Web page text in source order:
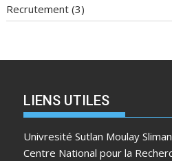
Recrutement (3)
LIENS UTILES
Univresité Sutlan Moulay Sliman
Centre National pour la